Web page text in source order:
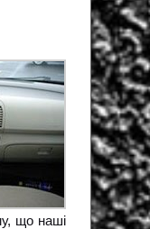
що наші